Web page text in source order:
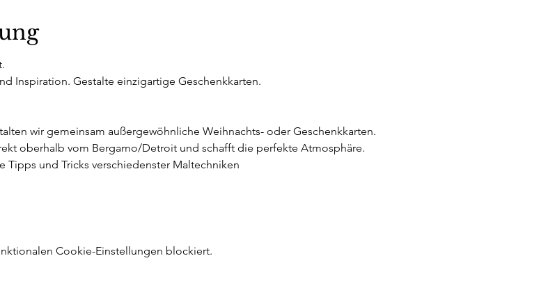
Inspiration. Gestalte einzigartige Geschenkkarten.
wir gemeinsam außergewöhnliche Weihnachts- oder Geschenkkarten.
oberhalb vom Bergamo/Detroit und schafft die perfekte Atmosphäre.
Tipps und Tricks verschiedenster Maltechniken
Cookie-Einstellungen blockiert.